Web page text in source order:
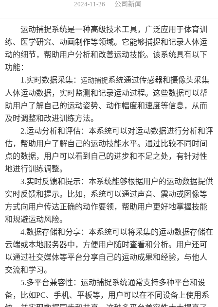
2024-11-26 公司新闻
运动捕捉系统是一种高级技术工具，广泛应用于体育训
练、医学研究、动画制作等领域。它能够捕捉和记录人体运
动的细节，帮助用户分析和改善运动技能。该系统具有以下
功能：
1.实时数据采集： 运动捕捉系统通过传感器和摄像头采集
人体运动数据，实时监测和记录运动过程。这些数据可以帮
助用户了解自己的运动姿势、动作幅度和速度等信息，从而
及时调整和改进训练方法。
2.运动分析和评估：本系统可以对运动数据进行分析和评
估，帮助用户了解自己的运动技能水平。通过比较不同时间
点的数据，用户可以看到自己的进步和不足之处，有针对性
地进行训练调整。
3.实时反馈和提示：本系统能够根据用户的运动数据提供
实时反馈和提示。比如，系统可以通过声音、震动或图像等
方式向用户传达正确的动作要领，帮助用户更好地掌握技能
和规避运动风险。
4.数据存储和分享：本系统可以将采集的运动数据存储在
云端或本地服务器中，方便用户随时查看和分析。用户还可
以通过社交媒体等平台分享自己的运动成果和经验，与他人
交流和学习。
5.多平台兼容性：运动捕捉系统通常支持多种平台和设
备，比如PC、手机、平板等，用户可以在不同设备上使用系